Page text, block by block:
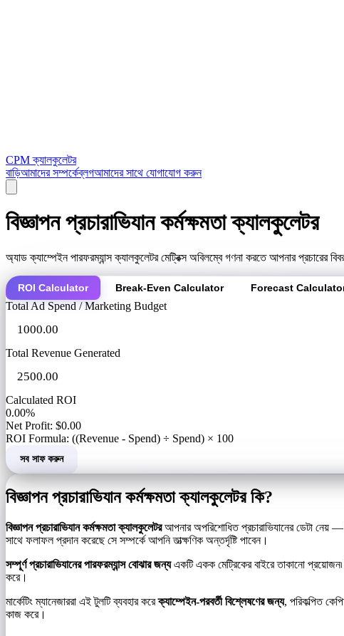
CPM ক্যালকুলেটর
বাড়িআমাদের সম্পর্কেব্লগআমাদের সাথে যোগাযোগ করুন
বিজ্ঞাপন প্রচারাভিযান কর্মক্ষমতা ক্যালকুলেটর
অ্যাড ক্যাম্পেইন পারফরম্যান্স ক্যালকুলেটর মেট্রিক্স অবিলম্বে গণনা করতে আপনার প্রচারের
ROI Calculator Break-Even Calculator Forecast
Total Ad Spend / Marketing Budget
Total Revenue Generated
Calculated ROI
0.00%
Net Profit: $0.00
ROI Formula: ((Revenue - Spend) ÷ Spend) × 100
সব সাফ করুন
বিজ্ঞাপন প্রচারাভিযান কর্মক্ষমতা ক্যালকুলেটর কি?
বিজ্ঞাপন প্রচারাভিযান কর্মক্ষমতা ক্যালকুলেটরআপনার অপরিশোধিত প্রচারাভিযানের ডেটা নেয় —
সাথে ফলাফল প্রদান করেছে সে সম্পর্কে আপনি তাত্ক্ষণিক অন্তর্দৃষ্টি পাবেন।
সম্পূর্ণ প্রচারাভিযানের পারফরম্যান্স বোঝার জন্যএকটি একক মেট্রিকের বাইরে তাকানো
করে।
মার্কেটিং ম্যানেজাররা এই টুলটি ব্যবহার করেক্যাম্পেইন-পরবর্তী বিশ্লেষণের জন্য, পরিকল্পিত
কাজ করে।